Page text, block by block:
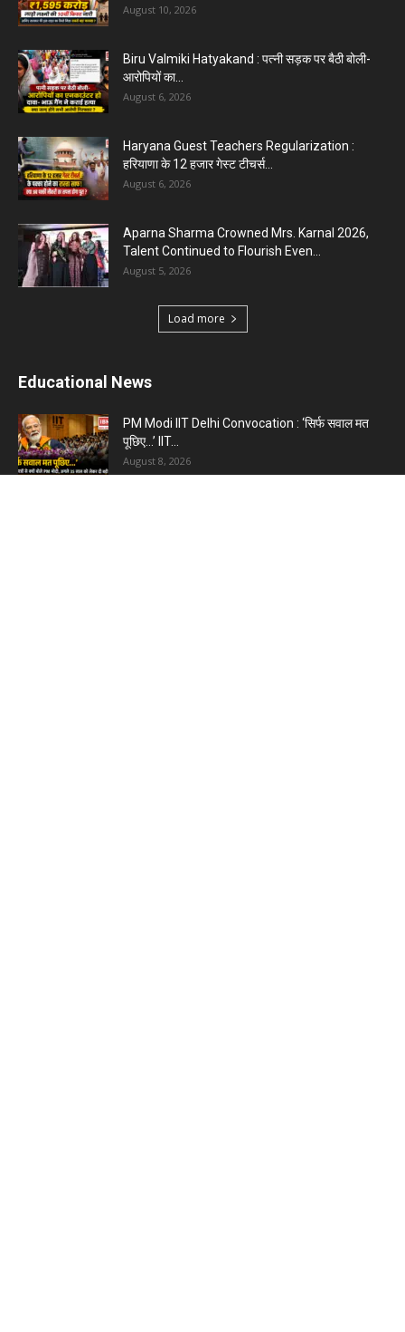
August 10, 2026
Biru Valmiki Hatyakand : पत्नी सड़क पर बैठी बोली-
आरोपियों का...
August 6, 2026
Haryana Guest Teachers Regularization :
हरियाणा के 12 हजार गेस्ट टीचर्स...
August 6, 2026
Aparna Sharma Crowned Mrs. Karnal 2026,
Talent Continued to Flourish Even...
August 5, 2026
Load more
Educational News
PM Modi IIT Delhi Convocation : ‘सिर्फ सवाल मत
पूछिए…’ IIT...
August 8, 2026